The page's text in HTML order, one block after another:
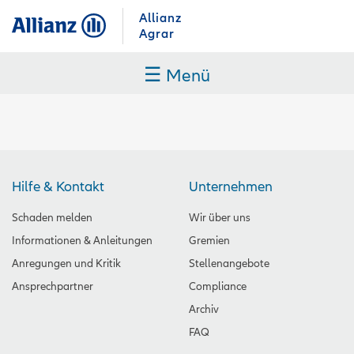
Allianz
Agrar
☰ Menü
Hilfe & Kontakt
Schaden melden
Informationen & Anleitungen
Anregungen und Kritik
Ansprechpartner
Unternehmen
Wir über uns
Gremien
Stellenangebote
Compliance
Archiv
FAQ